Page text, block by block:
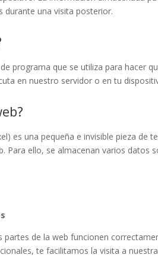
durante una visita posterior.
programa que se utiliza para hacer
en nuestro servidor o en tu
es una pequeña e invisible pieza de
Para ello, se almacenan varios datos
partes de la web funcionen
te facilitamos la visita a